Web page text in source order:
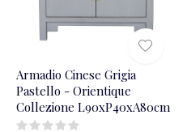
Armadio Cinese Grigia
Pastello - Orientique
Collezione L90xP40xA80cm